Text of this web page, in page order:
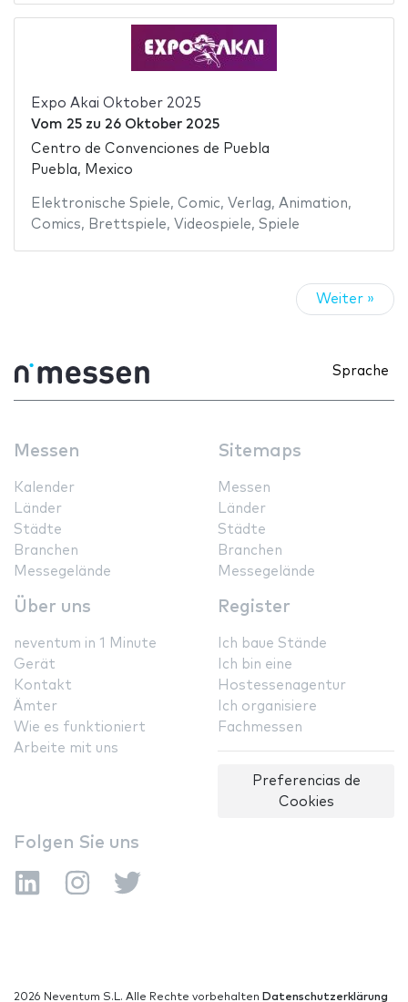
Expo Akai Oktober 2025
Vom 25zu 26 Oktober 2025
Centro de Convenciones de Puebla
Puebla, Mexico
Elektronische Spiele, Comic, Verlag, Animation,
Comics, Brettspiele, Videospiele, Spiele
Weiter »
Sprache
Messen
Kalender
Länder
Städte
Branchen
Messegelände
Sitemaps
Messen
Länder
Städte
Branchen
Messegelände
Über uns
neventum in 1 Minute
Gerät
Kontakt
Ämter
Wie es funktioniert
Arbeite mit uns
Register
Ich baue Stände
Ich bin eine
Hostessenagentur
Ich organisiere
Fachmessen
Preferencias de
Cookies
Folgen Sie uns
2026 Neventum S.L. Alle Rechte vorbehalten Datenschutzerklärung